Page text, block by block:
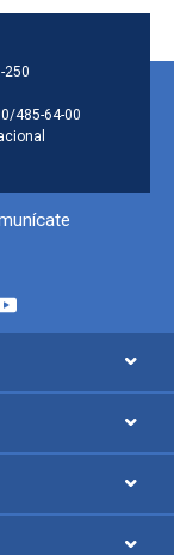
de la
250
485-64-00